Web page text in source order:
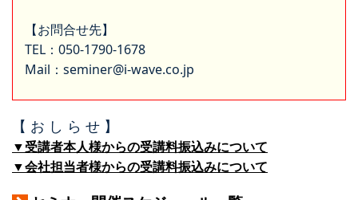
【お問合せ先】
TEL：050-1790-1678
Mail：seminer@i-wave.co.jp
【 お し ら せ 】
▼受講者本人様からの受講料振込みについて
▼会社担当者様からの受講料振込みについて